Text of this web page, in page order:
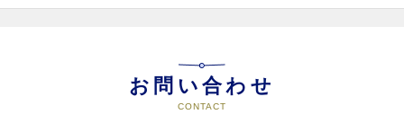
お問い合わせ
CONTACT